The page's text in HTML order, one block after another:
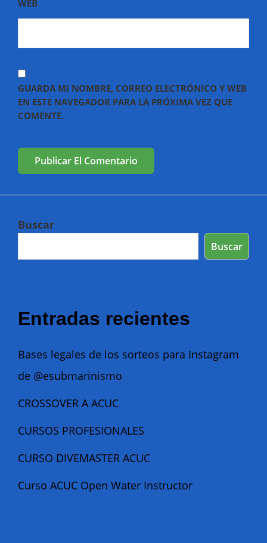
WEB
GUARDA MI NOMBRE, CORREO ELECTRÓNICO Y WEB
EN ESTE NAVEGADOR PARA LA PRÓXIMA VEZ QUE
COMENTE.
Buscar
Buscar
Entradas recientes
Bases legales de los sorteos para Instagram
de @esubmarinismo
CROSSOVER A ACUC
CURSOS PROFESIONALES
CURSO DIVEMASTER ACUC
Curso ACUC Open Water Instructor